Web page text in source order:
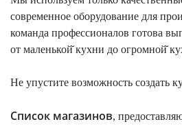
современное оборудование для
команда профессионалов готова
от маленькой̆ кухни до огромной̆
Не упустите возможность создать
Список магазинов,